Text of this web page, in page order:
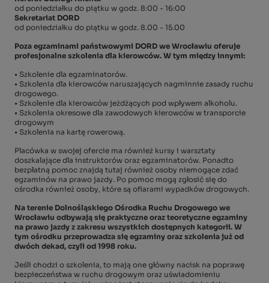
od poniedziałku do piątku w godz. 8:00 - 16:00
Sekretariat DORD
od poniedziałku do piątku w godz. 8.00 - 15.00
Poza egzaminami państwowymi DORD we Wrocławiu oferuje
profesjonalne szkolenia dla kierowców. W tym między innymi:
• Szkolenie dla egzaminatorów.
• Szkolenia dla kierowców naruszających nagminnie zasady ruchu
drogowego.
• Szkolenie dla kierowców jeżdżących pod wpływem alkoholu.
• Szkolenia okresowe dla zawodowych kierowców w transporcie
drogowym
• Szkolenia na kartę rowerową.
Placówka w swojej ofercie ma również kursy i warsztaty
doszkalające dla instruktorów oraz egzaminatorów. Ponadto
bezpłatną pomoc znajdą tutaj również osoby niemogące zdać
egzaminów na prawo jazdy. Po pomoc mogą zgłosić się do
ośrodka również osoby, które są ofiarami wypadków drogowych.
Na terenie Dolnośląskiego Ośrodka Ruchu Drogowego we
Wrocławiu odbywają się praktyczne oraz teoretyczne egzaminy
na prawo jazdy z zakresu wszystkich dostępnych kategorii. W
tym ośrodku przeprowadza się egzaminy oraz szkolenia już od
dwóch dekad, czyli od 1998 roku.
Jeśli chodzi o szkolenia, to mają one główny nacisk na poprawę
bezpieczeństwa w ruchu drogowym oraz uświadomieniu